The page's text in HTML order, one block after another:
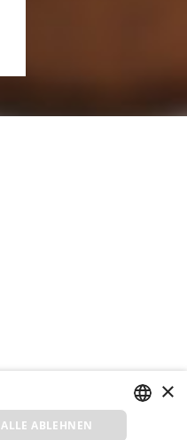
×
ALLE ABLEHNEN